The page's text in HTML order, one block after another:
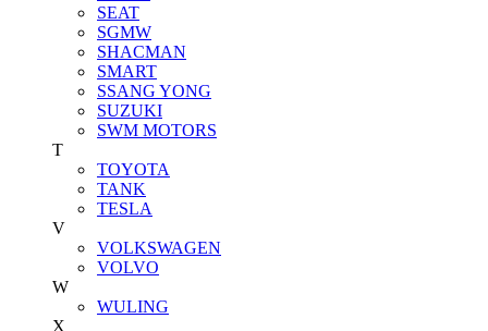
SEAT
SGMW
SHACMAN
SMART
SSANG YONG
SUZUKI
SWM MOTORS
T
TOYOTA
TANK
TESLA
V
VOLKSWAGEN
VOLVO
W
WULING
X